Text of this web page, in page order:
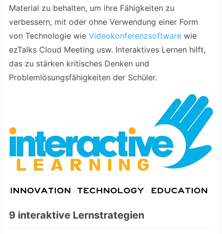
Material zu behalten, um ihre Fähigkeiten zu
verbessern, mit oder ohne Verwendung einer Form
von Technologie wie Videokonferenzsoftware wie
ezTalks Cloud Meeting usw. Interaktives Lernen hilft,
das zu stärken kritisches Denken und
Problemlösungsfähigkeiten der Schüler.
9 interaktive Lernstrategien